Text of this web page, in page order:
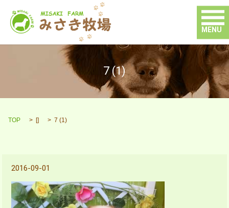
MENU
7 (1)
TOP [] 7 (1)
2016-09-01